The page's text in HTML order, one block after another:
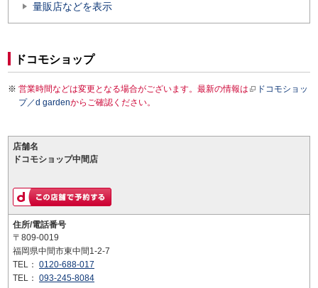
量販店などを表示
ドコモショップ
営業時間などは変更となる場合がございます。最新の情報は
ドコモショッ
プ／d gardenからご確認ください。
店舗名
ドコモショップ中間店
住所/電話番号
〒809-0019
福岡県中間市東中間1-2-7
TEL： 0120-688-017
TEL： 093-245-8084